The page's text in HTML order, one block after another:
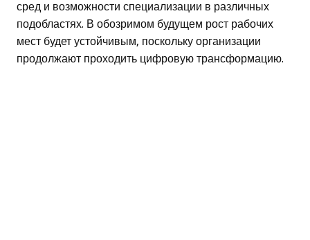
сред и возможности специализации в различных
подобластях. В обозримом будущем рост рабочих
мест будет устойчивым, поскольку организации
продолжают проходить цифровую трансформацию.